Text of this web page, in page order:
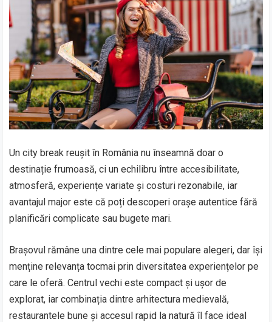
Un city break reușit în România nu înseamnă doar o
destinație frumoasă, ci un echilibru între accesibilitate,
atmosferă, experiențe variate și costuri rezonabile, iar
avantajul major este că poți descoperi orașe autentice fără
planificări complicate sau bugete mari.
Brașovul rămâne una dintre cele mai populare alegeri, dar își
menține relevanța tocmai prin diversitatea experiențelor pe
care le oferă. Centrul vechi este compact și ușor de
explorat, iar combinația dintre arhitectura medievală,
restaurantele bune și accesul rapid la natură îl face ideal